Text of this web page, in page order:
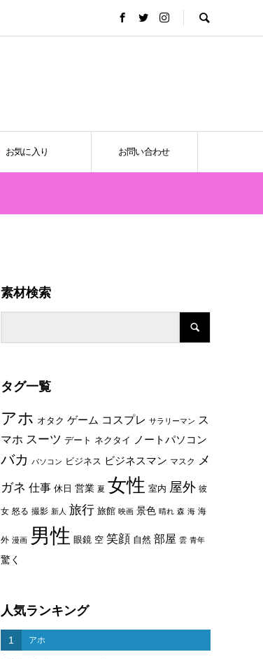
お気に入り お問い合わせ
素材検索
タグ一覧
アホ オタク ゲーム コスプレ サラリーマン ス
マホ スーツ デート ネクタイ ノートパソコン
バカ パソコン ビジネス ビジネスマン マスク メ
ガネ 仕事 休日 営業 夏 女性 室内 屋外 彼
女 怒る 撮影 新人 旅行 旅館 映画 景色 晴れ 森 海 海
外 漫画 男性 眼鏡 空 笑顔 自然 部屋 雲 青年
驚く
人気ランキング
1 アホ